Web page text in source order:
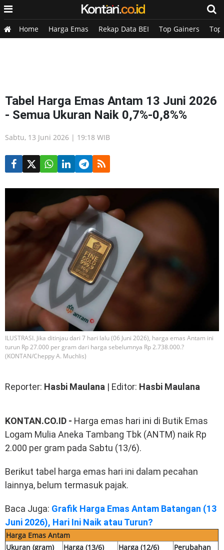
Home Harga Emas Rekap Data BEI Top Gainers Top
Tabel Harga Emas Antam 13 Juni 2026
- Semua Ukuran Naik 0,7%-0,8%%
Sabtu, 13 Juni 2026 | 19:18 WIB
ILUSTRASI. Jika ditinjau dari 7 hari lalu (06 Juni 2026), harga emas Antam ini
turun Rp 27.000 per gram dari harga sebelumnya Rp 2.738.000.?
(KONTAN/Cheppy A. Muchlis)
Reporter: Hasbi Maulana | Editor: Hasbi Maulana
KONTAN.CO.ID - Harga emas hari ini di Butik Emas
Logam Mulia Aneka Tambang Tbk (ANTM) naik Rp
2.000 per gram pada Sabtu (13/6).
Berikut tabel harga emas hari ini dalam pecahan
lainnya, belum termasuk pajak.
Baca Juga: Grafik Harga Emas Antam Batangan (13
Juni 2026), Hari Ini Naik atau Turun?
Harga Emas Antam
Ukuran (gram)
Harga (13/6) Harga (12/6)
Perubahan